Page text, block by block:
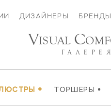
ДИЗАЙНЕРЫ БРЕНДЫ
• ТОРШЕРЫ •
VISUAL C
ГАЛЕРЕЯ